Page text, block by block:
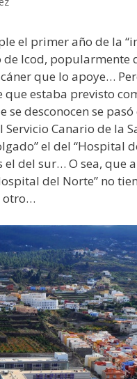
el primer año de la
Icod, popularmente
que lo apoye…
estaba previsto
desconocen se
Canario de la
el del “Hospital
del sur… O sea, que
del Norte” no
otro…